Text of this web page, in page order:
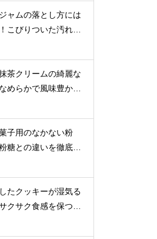
ャムの落とし方には
こびりついた汚れを
てピカピカにする技
茶クリームの綺麗な
めらかで風味豊かな
る
子用のなかない粉
糖との違いを徹底解
たクッキーが湿気る
クサク食感を保つ裏